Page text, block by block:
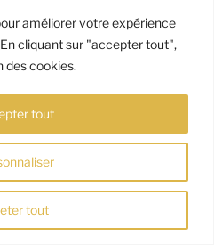
améliorer votre expérience
cliquant sur "accepter tout",
des cookies.
tout
tout
©Fossette Andrey Langlois